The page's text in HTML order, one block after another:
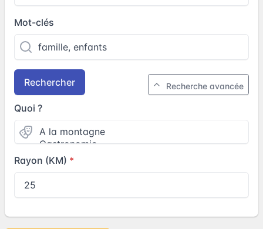
Mot-clés
Rechercher Recherche avancée
Quoi ?
Rayon (KM)